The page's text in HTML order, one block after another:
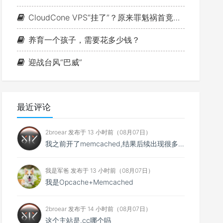
CloudCone VPS“挂了”？原来罪魁祸首竟是MTU
养育一个孩子，需要花多少钱？
迎战台风“巴威”
最近评论
2broear 发布于 13 小时前（08月07日）
我之前开了memcached,结果后续出现很多问题找不到原因,结果发现是缓存😂..
我是军爸 发布于 13 小时前（08月07日）
我是Opcache+Memcached
2broear 发布于 14 小时前（08月07日）
这个主站是.cc哪个吗